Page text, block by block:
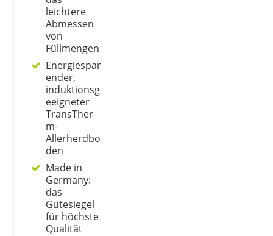
leichtere
Abmessen
von
Füllmengen
Energiespar
ender,
induktionsg
eeigneter
TransTher
m-
Allerherdbo
den
Made in
Germany:
das
Gütesiegel
für höchste
Qualität